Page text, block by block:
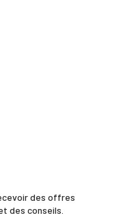
des offres
des conseils.